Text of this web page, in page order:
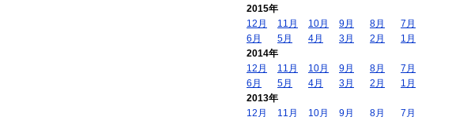
2015年
12月
11月 10月 9月 8月
7月
6月
5月 4月 3月 2月
1月
2014年
12月
11月 10月 9月 8月
7月
6月
5月 4月 3月 2月
1月
2013年
12月
11月 10月 9月 8月 7月